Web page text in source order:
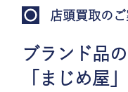
店頭買取の
ブランド品
「まじめ屋